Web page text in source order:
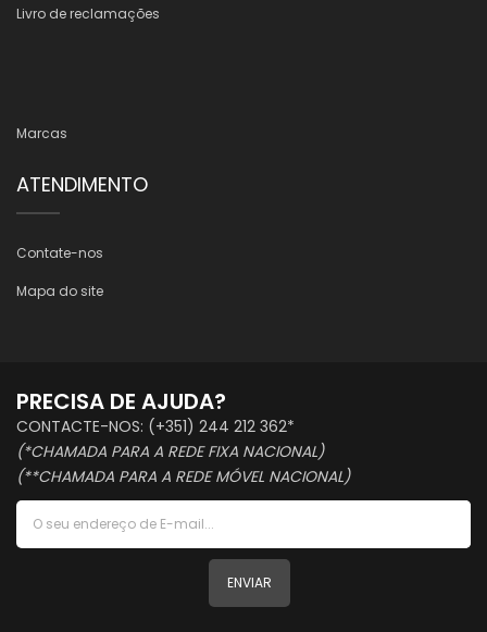
Livro de reclamações
Marcas
ATENDIMENTO
Contate-nos
Mapa do site
PRECISA DE AJUDA?
CONTACTE-NOS: (+351) 244 212 362*
(*CHAMADA PARA A REDE FIXA NACIONAL)
(**CHAMADA PARA A REDE MÓVEL NACIONAL)
ENVIAR